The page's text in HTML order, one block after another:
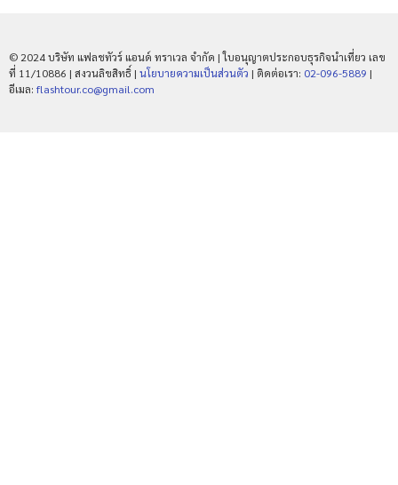
© 2024 บริษัท แฟลชทัวร์ แอนด์ ทราเวล จำกัด | ใบอนุญาตประกอบธุรกิจนำเที่ยว เลข
ที่ 11/10886 | สงวนลิขสิทธิ์ | นโยบายความเป็นส่วนตัว | ติดต่อเรา: 02-096-5889 |
อีเมล: flashtour.co@gmail.com